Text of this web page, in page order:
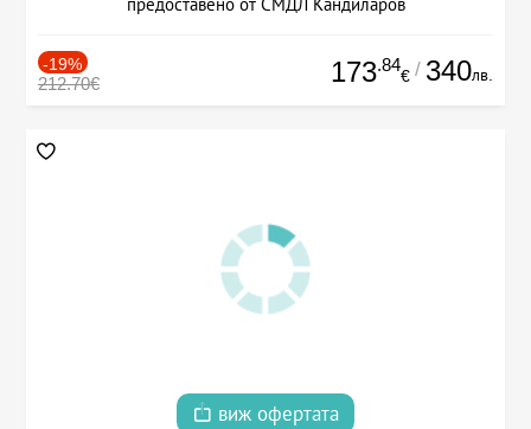
-19%
212.70€ 173.84
€ / 340лв.
виж офертата